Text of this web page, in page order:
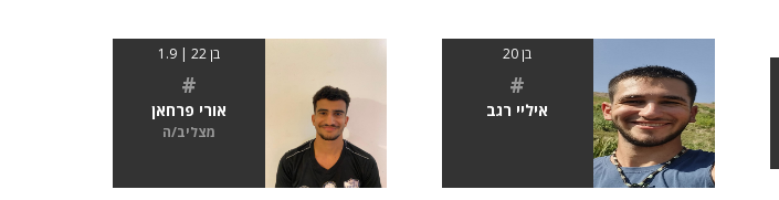
בן 20
#
איליי רגב
בן 22 | 1.9
#
אורי פרחאן
מצליב/ה